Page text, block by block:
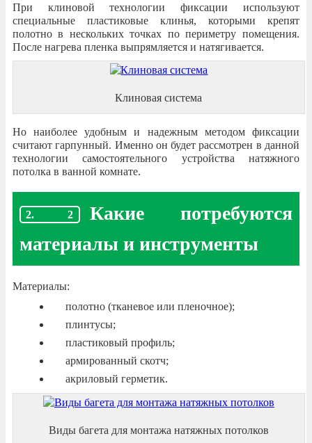
При клиновой технологии фиксации используют
специальные пластиковые клинья, которыми крепят
полотно в нескольких точках по периметру помещения.
После нагрева пленка выпрямляется и натягивается.
Клиновая система
Но наиболее удобным и надежным методом фиксации
считают гарпунный. Именно он будет рассмотрен в данной
технологии самостоятельного устройства натяжного
потолка в ванной комнате.
Какие потребуются
материалы и инструменты
Материалы:
полотно (тканевое или пленочное);
плинтусы;
пластиковый профиль;
армированный скотч;
акриловый герметик.
Виды багета для монтажа натяжных потолков